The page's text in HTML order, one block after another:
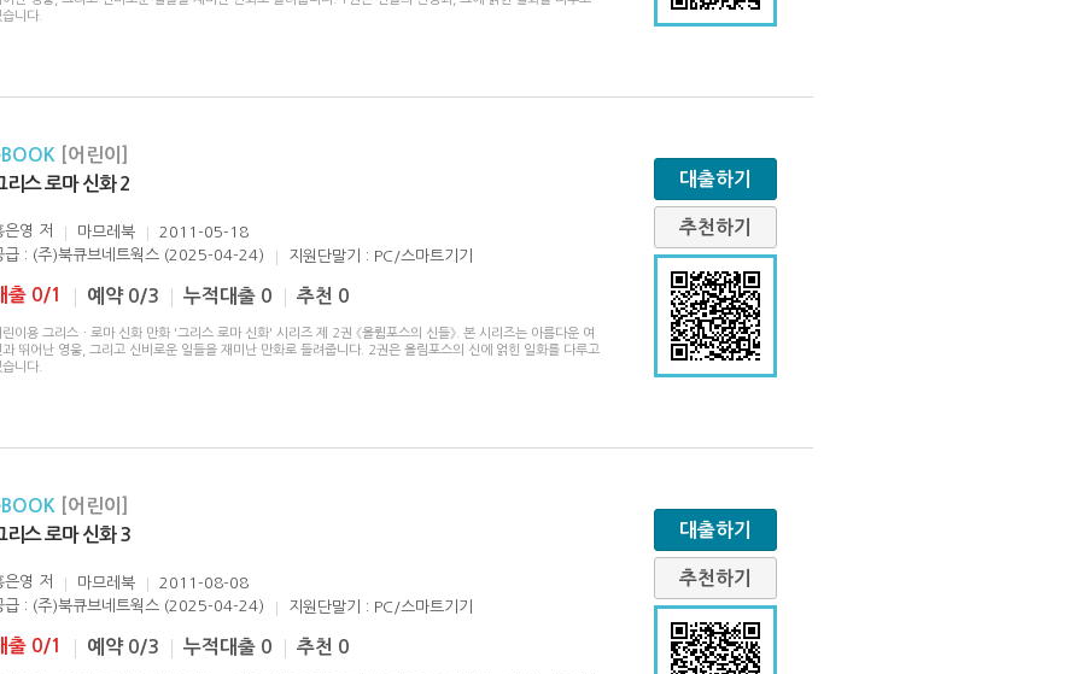
습니다.
[어린이]
리스 로마 신화 2
은영 저 마므레북
2011-05-18
급 : (주)북큐브네트웍스 (2025-04-24)
지원단말기 : PC/스마트기기
출 0/1 예약 0/3 누적대출 0 추천 0
린이용 그리스ㆍ로마 신화 만화 '그리스 로마 신화' 시리즈 제 2권 《올륌포스의 신들》. 본 시리즈는 아름다운 여
과 뛰어난 영웅, 그리고 신비로운 일들을 재미난 만화로 들려줍니다. 2권은 올림포스의 신에 얽힌 일화를 다루고
습니다.
대출하기
추천하기
[어린이]
리스 로마 신화 3
은영 저 마므레북
2011-08-08
급 : (주)북큐브네트웍스 (2025-04-24)
지원단말기 : PC/스마트기기
출 0/1 예약 0/3 누적대출 0 추천 0
대출하기
추천하기